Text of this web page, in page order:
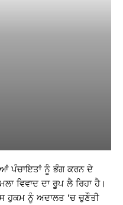
ਪੰਚਾਇਤਾਂ ਨੂੰ ਭੰਗ ਕਰਨ ਦੇ
ਵਿਵਾਦ ਦਾ ਰੂਪ ਲੈ ਰਿਹਾ ਹੈ।
ਹੁਕਮ ਨੂੰ ਅਦਾਲਤ ‘ਚ ਚੁਣੌਤੀ